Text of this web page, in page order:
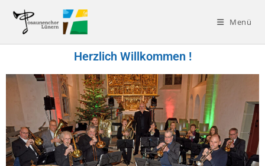
Menü
Herzlich Willkommen !